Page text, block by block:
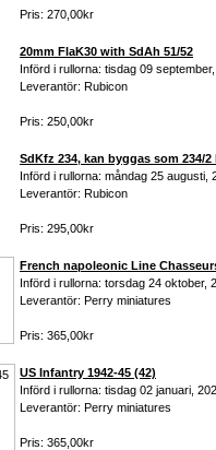
Pris: 270,00kr
20mm FlaK30 with SdAh 51/52
Införd i rullorna: tisdag 09
Leverantör: Rubicon
Pris: 250,00kr
SdKfz 234, kan byggas som 234/2
Införd i rullorna: måndag 25 augusti,
Leverantör: Rubicon
Pris: 295,00kr
French napoleonic Line
Införd i rullorna: torsdag 24 oktober,
Leverantör: Perry miniatures
Pris: 365,00kr
US Infantry 1942-45 (42)
Införd i rullorna: tisdag 02 januari,
Leverantör: Perry miniatures
Pris: 365,00kr